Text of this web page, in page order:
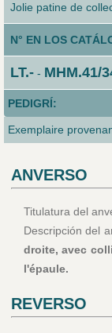
Jolie patine de
N° EN LOS
LT.-- MHM.41/
PEDIGRÍ:
Exemplaire
ANVERSO
Titulatura del
Descripción del
droite, avec
l'épaule.
REVERSO